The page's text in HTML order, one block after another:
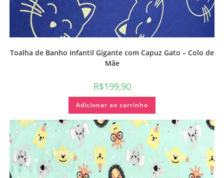
Toalha de Banho Infantil Gigante com Capuz Gato – Colo de
Mãe
R$199,90
Adicionar ao carrinho